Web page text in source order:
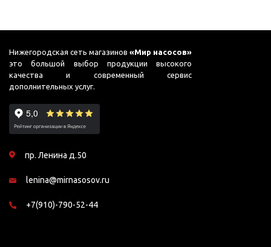
Нижегородская сеть магазинов«Мир насосов»
это большой выбор продукции высокого
качества и современный сервис
дополнительных услуг.
пр. Ленина д.50
lenina@mirnasosov.ru
+7(910)-790-52-44